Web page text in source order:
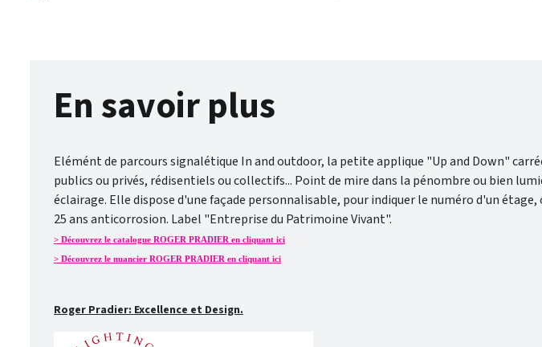
En savoir plus
Elémént de parcours signalétique In and outdoor, la petite applique "Up and Down"
publics ou privés, rédisentiels ou collectifs... Point de mire dans la pénombre ou bien
éclairage. Elle dispose d'une façade personnalisable, pour indiquer le numéro d'un
25 ans anticorrosion. Label "Entreprise du Patrimoine Vivant".
> Découvrez le catalogue ROGER PRADIER en cliquant ici
> Découvrez le nuancier ROGER PRADIER en cliquant ici
Roger Pradier: Excellence et Design.